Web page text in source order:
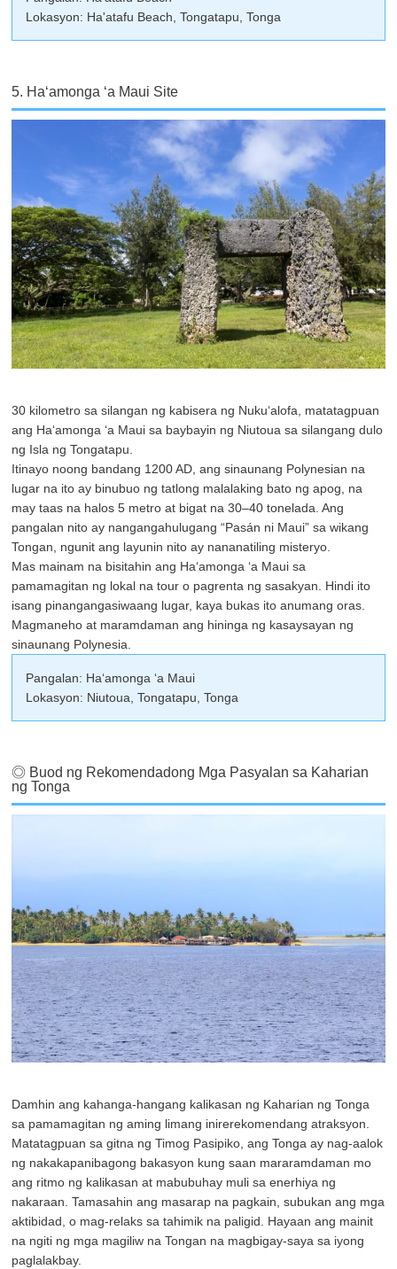
Lokasyon: Ha'atafu Beach, Tongatapu, Tonga
5. Haʻamonga ʻa Maui Site
30 kilometro sa silangan ng kabisera ng Nukuʻalofa, matatagpuan
ang Haʻamonga ʻa Maui sa baybayin ng Niutoua sa silangang dulo
ng Isla ng Tongatapu.
Itinayo noong bandang 1200 AD, ang sinaunang Polynesian na
lugar na ito ay binubuo ng tatlong malalaking bato ng apog, na
may taas na halos 5 metro at bigat na 30–40 tonelada. Ang
pangalan nito ay nangangahulugang “Pasán ni Maui” sa wikang
Tongan, ngunit ang layunin nito ay nananatiling misteryo.
Mas mainam na bisitahin ang Haʻamonga ʻa Maui sa
pamamagitan ng lokal na tour o pagrenta ng sasakyan. Hindi ito
isang pinangangasiwaang lugar, kaya bukas ito anumang oras.
Magmaneho at maramdaman ang hininga ng kasaysayan ng
sinaunang Polynesia.
Pangalan: Haʻamonga ʻa Maui
Lokasyon: Niutoua, Tongatapu, Tonga
◎ Buod ng Rekomendadong Mga Pasyalan sa Kaharian
ng Tonga
Damhin ang kahanga-hangang kalikasan ng Kaharian ng Tonga
sa pamamagitan ng aming limang inirerekomendang atraksyon.
Matatagpuan sa gitna ng Timog Pasipiko, ang Tonga ay nag-aalok
ng nakakapanibagong bakasyon kung saan mararamdaman mo
ang ritmo ng kalikasan at mabubuhay muli sa enerhiya ng
nakaraan. Tamasahin ang masarap na pagkain, subukan ang mga
aktibidad, o mag-relaks sa tahimik na paligid. Hayaan ang mainit
na ngiti ng mga magiliw na Tongan na magbigay-saya sa iyong
paglalakbay.